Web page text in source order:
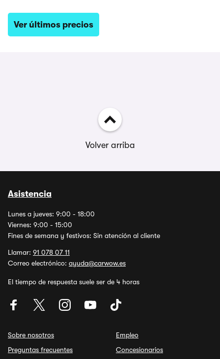
Ver últimos precios
Volver arriba
Asistencia
Lunes a jueves: 9:00 - 18:00
Viernes: 9:00 - 15:00
Fines de semana y festivos: Sin atención al cliente
Llamar: 91 078 07 11
Correo electrónico: ayuda@carwow.es
El tiempo de respuesta suele ser de 4 horas
Sobre nosotros
Preguntas frecuentes
Empleo
Concesionarios